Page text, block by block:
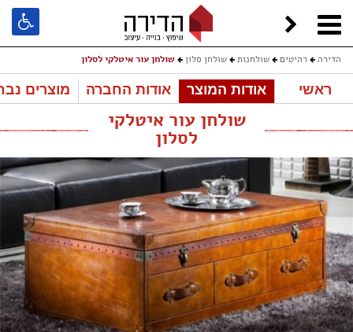
הדירה רהיטים שולחנות שולחן סלון שולחן עור איטלקי לסלון
ראשי אודות המוצר אודות החברה מוצרים
שולחן עור איטלקי
לסלון